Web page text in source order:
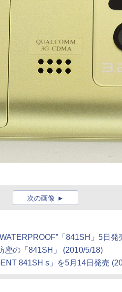
次の画像
「841SH」5日発
塵の「841SH」
(2010/5/18)
841SH s」を5月14日発売